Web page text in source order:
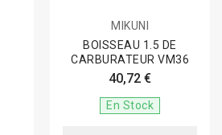
MIKUNI
BOISSEAU 1.5 DE
CARBURATEUR VM36
40,72 €
En Stock